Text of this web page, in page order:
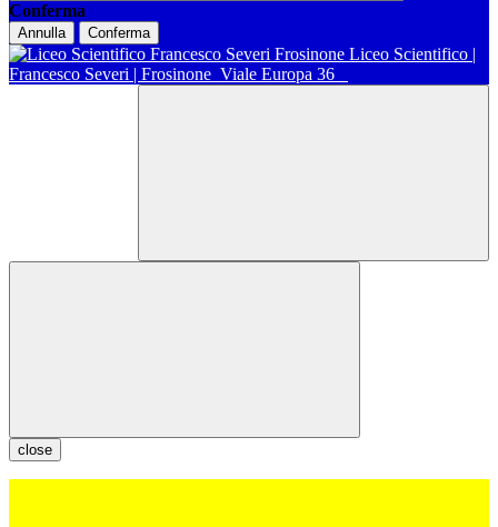
Conferma
Annulla Conferma
Liceo Scientifico |
Francesco Severi | Frosinone Viale Europa 36
close